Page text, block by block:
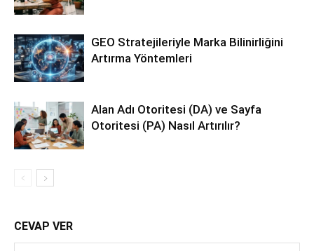
GEO Stratejileriyle Marka Bilinirliğini
Artırma Yöntemleri
Alan Adı Otoritesi (DA) ve Sayfa
Otoritesi (PA) Nasıl Artırılır?
CEVAP VER